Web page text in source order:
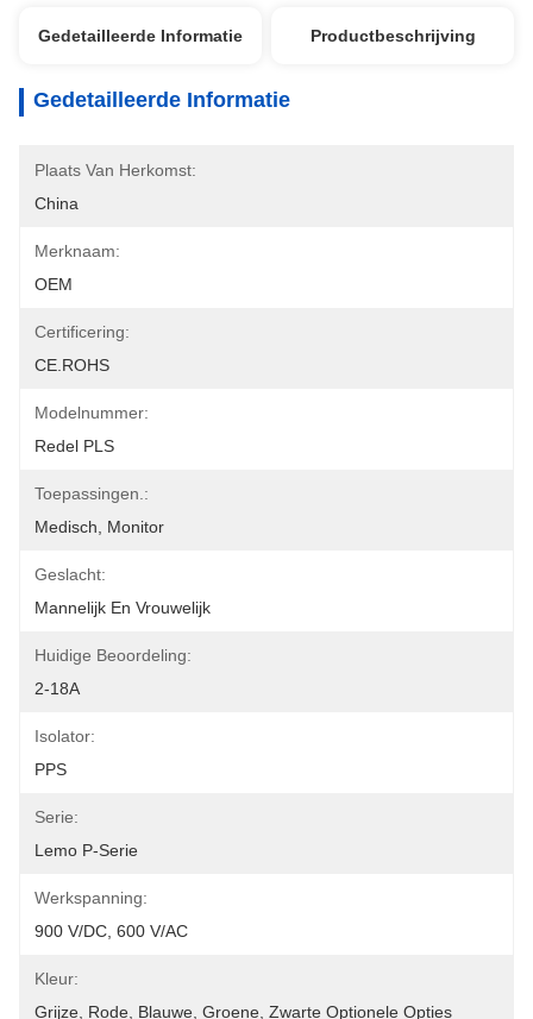
Gedetailleerde Informatie Productbeschrijving
Gedetailleerde Informatie
Plaats Van Herkomst:
China
Merknaam:
OEM
Certificering:
CE.ROHS
Modelnummer:
Redel PLS
Toepassingen.:
Medisch, Monitor
Geslacht:
Mannelijk En Vrouwelijk
Huidige Beoordeling:
2-18A
Isolator:
PPS
Serie:
Lemo P-Serie
Werkspanning:
900 V/DC, 600 V/AC
Kleur:
Grijze, Rode, Blauwe, Groene, Zwarte Optionele Opties